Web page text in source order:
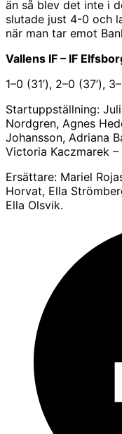
än så blev det inte i
slutade just 4-0 och
när man tar emot
Vallens IF – IF
1–0 (31’), 2–0 (37’),
Startuppställning:
Nordgren, Agnes
Johansson, Adriana
Victoria Kaczmarek
Ersättare: Mariel
Horvat, Ella
Ella Olsvik.